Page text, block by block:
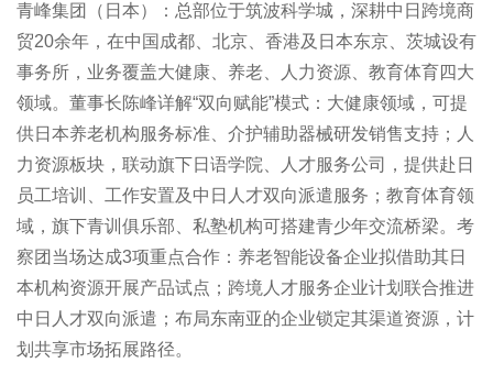
青峰集团（日本）：总部位于筑波科学城，深耕中日跨境商
贸20余年，在中国成都、北京、香港及日本东京、茨城设有
事务所，业务覆盖大健康、养老、人力资源、教育体育四大
领域。董事长陈峰详解“双向赋能”模式：大健康领域，可提
供日本养老机构服务标准、介护辅助器械研发销售支持；人
力资源板块，联动旗下日语学院、人才服务公司，提供赴日
员工培训、工作安置及中日人才双向派遣服务；教育体育领
域，旗下青训俱乐部、私塾机构可搭建青少年交流桥梁。考
察团当场达成3项重点合作：养老智能设备企业拟借助其日
本机构资源开展产品试点；跨境人才服务企业计划联合推进
中日人才双向派遣；布局东南亚的企业锁定其渠道资源，计
划共享市场拓展路径。